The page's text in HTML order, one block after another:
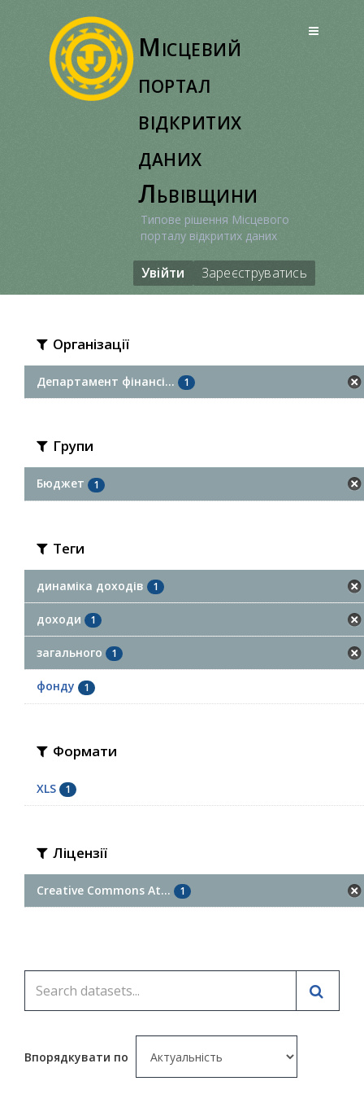
Місцевий
портал
відкритих
даних
Львівщини
Типове рішення Місцевого
порталу відкритих даних
Увійти Зареєструватись
Організації
Департамент фінансі... 1
Групи
Бюджет 1
Теги
динаміка доходів 1
доходи 1
загального 1
фонду 1
Формати
XLS 1
Ліцензії
Creative Commons At... 1
Впорядкувати по